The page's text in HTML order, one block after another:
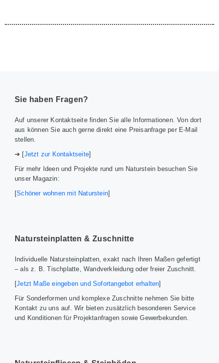
Sie haben Fragen?
Auf unserer Kontaktseite finden Sie alle Informationen. Von dort
aus können Sie auch gerne direkt eine Preisanfrage per E-Mail
stellen.
➔ [Jetzt zur Kontaktseite]
Für mehr Ideen und Projekte rund um Naturstein besuchen Sie
unser Magazin:
[Schöner wohnen mit Naturstein]
Natursteinplatten & Zuschnitte
Individuelle Natursteinplatten, exakt nach Ihren Maßen gefertigt
– als z. B. Tischplatte, Wandverkleidung oder freier Zuschnitt.
[Jetzt Maße eingeben und Sofortangebot erhalten]
Für Sonderformen und komplexe Zuschnitte nehmen Sie bitte
Kontakt zu uns auf. Wir bieten zusätzlich besonderen Service
und Konditionen für Projektanfragen sowie Gewerbekunden.